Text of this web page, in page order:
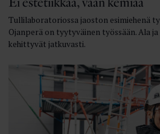
Tullilaboratoriossa jaoston esimiehenä
Ojanperä on tyytyväinen työssään. Ala
kehittyvät jatkuvasti.